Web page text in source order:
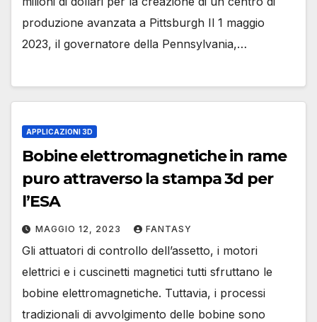
produzione avanzata a Pittsburgh Il 1 maggio
2023, il governatore della Pennsylvania,…
APPLICAZIONI 3D
Bobine elettromagnetiche in rame
puro attraverso la stampa 3d per
l’ESA
MAGGIO 12, 2023 FANTASY
Gli attuatori di controllo dell’assetto, i motori
elettrici e i cuscinetti magnetici tutti sfruttano le
bobine elettromagnetiche. Tuttavia, i processi
tradizionali di avvolgimento delle bobine sono